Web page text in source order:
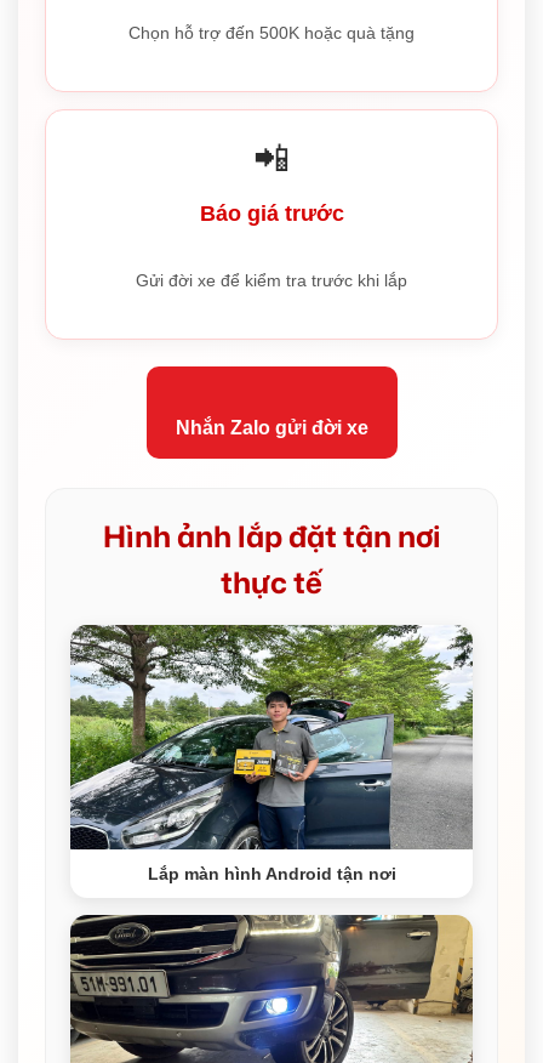
Chọn hỗ trợ đến 500K hoặc quà tặng
📲
Báo giá trước
Gửi đời xe để kiểm tra trước khi lắp
Nhắn Zalo gửi đời xe
Hình ảnh lắp đặt tận nơi
thực tế
Lắp màn hình Android tận nơi